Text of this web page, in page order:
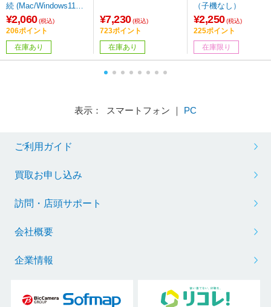
続 (Mac/Windows11対
応) ブラック MR-ICD1
02BK ［マイナンバー
カード対応］ 【864】
¥2,060 (税込)
206ポイント
在庫あり
¥7,230 (税込)
723ポイント
在庫あり
（子機なし）
¥2,250 (税込)
225ポイント
在庫限り
表示： スマートフォン ｜ PC
ご利用ガイド
買取お申し込み
訪問・店頭サポート
会社概要
企業情報